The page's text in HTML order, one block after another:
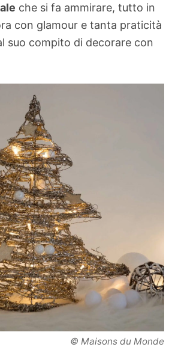
che si fa ammirare, tutto in
con glamour e tanta praticità
suo compito di decorare con
© Maisons du Monde